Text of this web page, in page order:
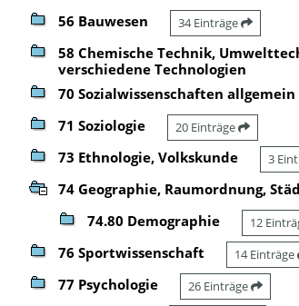
56 Bauwesen 34 Einträge
58 Chemische Technik,
verschiedene Technologien
70 Sozialwissenschaften allgemein
71 Soziologie 20 Einträge
73 Ethnologie, Volkskunde 3
74 Geographie, Raumordnung,
74.80 Demographie 12
76 Sportwissenschaft 14 Einträge
77 Psychologie 26 Einträge